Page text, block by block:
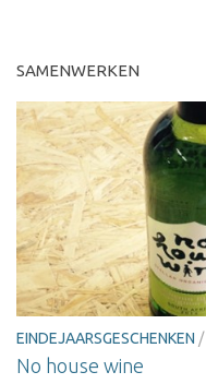
SAMENWERKEN
EINDEJAARSGESCHENKEN /
No house wine